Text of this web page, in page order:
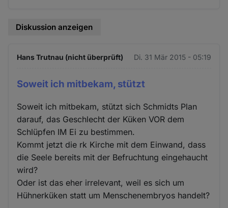
Diskussion anzeigen
Hans Trutnau (nicht überprüft) Di. 31 Mär 2015 - 05:19
Soweit ich mitbekam, stützt
Soweit ich mitbekam, stützt sich Schmidts Plan
darauf, das Geschlecht der Küken VOR dem
Schlüpfen IM Ei zu bestimmen.
Kommt jetzt die rk Kirche mit dem Einwand, dass
die Seele bereits mit der Befruchtung eingehaucht
wird?
Oder ist das eher irrelevant, weil es sich um
Hühnerküken statt um Menschenembryos handelt?